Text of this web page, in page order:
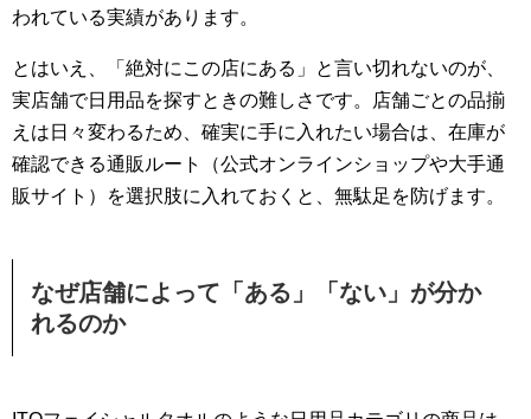
われている実績があります。
とはいえ、「絶対にこの店にある」と言い切れないのが、
実店舗で日用品を探すときの難しさです。店舗ごとの品揃
えは日々変わるため、確実に手に入れたい場合は、在庫が
確認できる通販ルート（公式オンラインショップや大手通
販サイト）を選択肢に入れておくと、無駄足を防げます。
なぜ店舗によって「ある」「ない」が分か
れるのか